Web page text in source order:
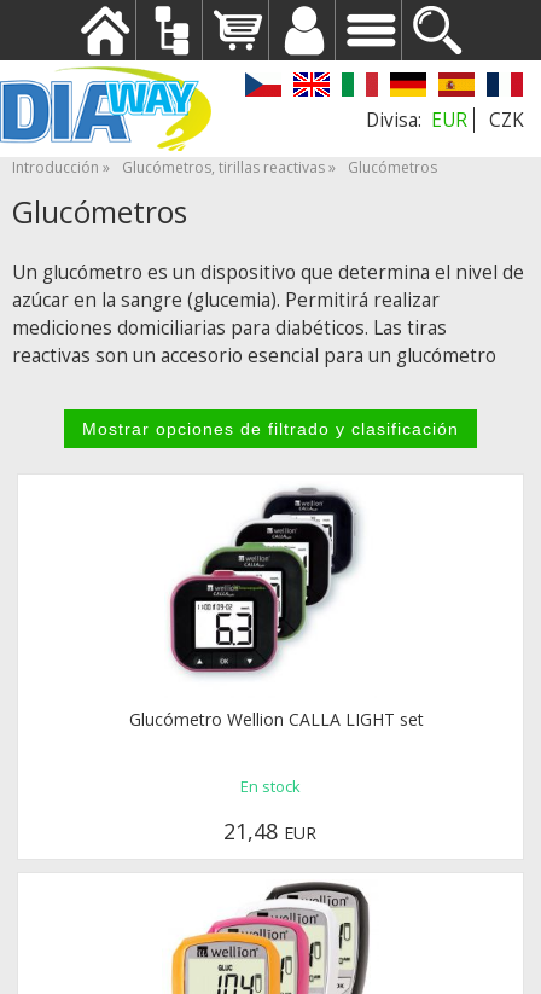
EUR CZK
Introducción Glucómetros, tirillas reactivas Glucómetros
Glucómetros
Un glucómetro es un dispositivo que determina el nivel de
azúcar en la sangre (glucemia). Permitirá realizar
mediciones domiciliarias para diabéticos. Las tiras
reactivas son un accesorio esencial para un glucómetro
Glucómetro Wellion CALLA LIGHT set
En stock
21,48 EUR